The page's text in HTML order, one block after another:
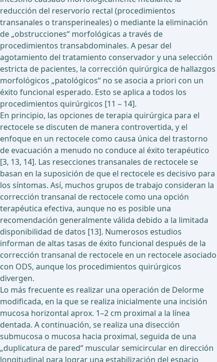
reducción del reservorio rectal (procedimientos
transanales o transperineales) o mediante la eliminación
de „obstrucciones“ morfológicas a través de
procedimientos transabdominales. A pesar del
agotamiento del tratamiento conservador y una selección
estricta de pacientes, la corrección quirúrgica de hallazgos
morfológicos „patológicos“ no se asocia a priori con un
éxito funcional esperado. Esto se aplica a todos los
procedimientos quirúrgicos [11 – 14].
En principio, las opciones de terapia quirúrgica para el
rectocele se discuten de manera controvertida, y el
enfoque en un rectocele como causa única del trastorno
de evacuación a menudo no conduce al éxito terapéutico
[3, 13, 14]. Las resecciones transanales de rectocele se
basan en la suposición de que el rectocele es decisivo para
los síntomas. Así, muchos grupos de trabajo consideran la
corrección transanal de rectocele como una opción
terapéutica efectiva, aunque no es posible una
recomendación generalmente válida debido a la limitada
disponibilidad de datos [13]. Numerosos estudios
informan de altas tasas de éxito funcional después de la
corrección transanal de rectocele en un rectocele asociado
con ODS, aunque los procedimientos quirúrgicos
divergen.
Lo más frecuente es realizar una operación de Delorme
modificada, en la que se realiza inicialmente una incisión
mucosa horizontal aprox. 1–2 cm proximal a la línea
dentada. A continuación, se realiza una disección
submucosa o mucosa hacia proximal, seguida de una
„duplicatura de pared“ muscular semicircular en dirección
longitudinal para lograr una estabilización del espacio